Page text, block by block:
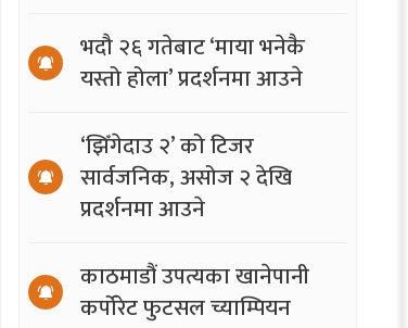
भदौ २६ गतेबाट ‘माया भनेकै
यस्तो होला’ प्रदर्शनमा आउने
‘झिँगेदाउ २’ को टिजर
सार्वजनिक, असोज २ देखि
प्रदर्शनमा आउने
काठमाडौं उपत्यका खानेपानी
कर्पोरेट फुटसल च्याम्पियन